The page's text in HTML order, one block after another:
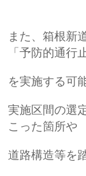
また、箱根新
「予防的通行
を実施する可
実施区間の選
こった箇所や
道路構造等を